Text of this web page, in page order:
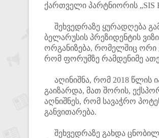
ქართველი პარტნიორის „SIS
შეხვედრაზე ყურადღება
ბელარუსის პრეზიდენტის
ორგანიზება, რომელშიც ორი
რომ ფორუმზე რამდენიმე
აღინიშნა, რომ 2018 წლის
გაიზარდა, მათ შორის,
აღნიშნეს, რომ სავაჭრო
განვითარება.
შეხვედრაზე გახდა